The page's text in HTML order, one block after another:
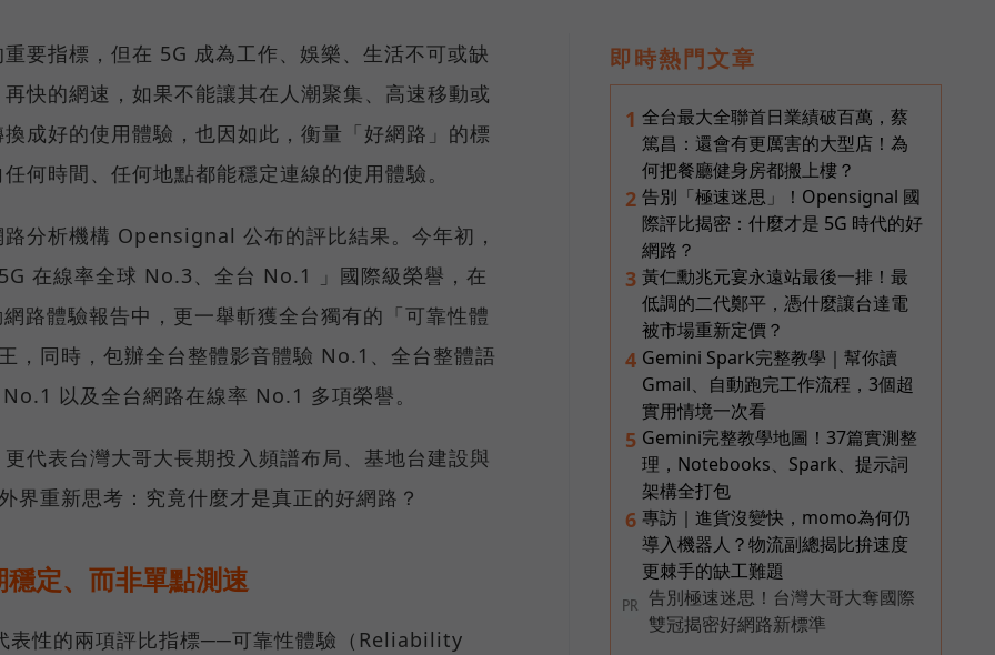
要指標，但在 5G 成為工作、娛樂、生活不可或缺
快的網速，如果不能讓其在人潮聚集、高速移動或
成好的使用體驗，也因如此，衡量「好網路」的標
何時間、任何地點都能穩定連線的使用體驗。
分析機構 Opensignal 公布的評比結果。今年初，
在線率全球 No.3、全台 No.1 」國際級榮譽，在
路體驗報告中，更一舉斬獲全台獨有的「可靠性體
，同時，包辦全台整體影音體驗 No.1、全台整體語
以及全台網路在線率 No.1 多項榮譽。
代表台灣大哥大長期投入頻譜布局、基地台建設與
界重新思考：究竟什麼才是真正的好網路？
定、而非單點測速
性的兩項評比指標──可靠性體驗（Reliability
即時熱門文章
1 全台最大全聯首日業績破百萬，蔡
篤昌：還會有更厲害的大型店！為
何把餐廳健身房都搬上樓？
2 告別「極速迷思」！Opensignal 國
際評比揭密：什麼才是 5G 時代的好
網路？
3 黃仁勳兆元宴永遠站最後一排！最
低調的二代鄭平，憑什麼讓台達電
被市場重新定價？
4 Gemini Spark完整教學｜幫你讀
Gmail、自動跑完工作流程，3個超
實用情境一次看
5 Gemini完整教學地圖！37篇實測整
理，Notebooks、Spark、提示詞
架構全打包
6 專訪｜進貨沒變快，momo為何仍
導入機器人？物流副總揭比拚速度
更棘手的缺工難題
PR
告別極速迷思！台灣大哥大奪國際
雙冠揭密好網路新標準